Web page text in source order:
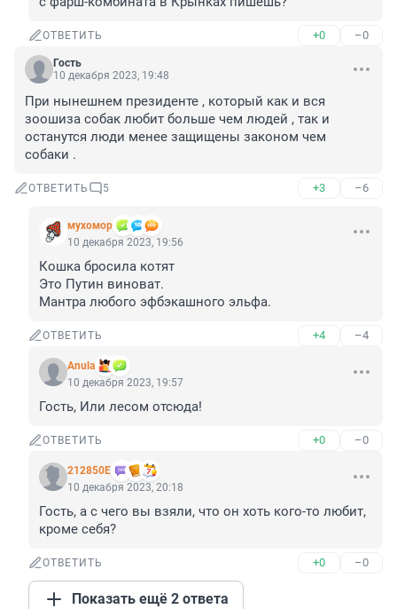
ОТВЕТИТЬ +0 –0
Гость
10 декабря 2023, 19:48
При нынешнем президенте , который как и вся
зоошиза собак любит больше чем людей , так и
останутся люди менее защищены законом чем
собаки .
ОТВЕТИТЬ 5 +3 –6
мухомор
10 декабря 2023, 19:56
Кошка бросила котят
Это Путин виноват.
Мантра любого эфбэкашного эльфа.
ОТВЕТИТЬ +4 –4
Anula
10 декабря 2023, 19:57
Гость, Или лесом отсюда!
ОТВЕТИТЬ +0 –0
212850Е
10 декабря 2023, 20:18
Гость, а с чего вы взяли, что он хоть кого-то любит,
кроме себя?
ОТВЕТИТЬ +0 –0
Показать ещё 2 ответа